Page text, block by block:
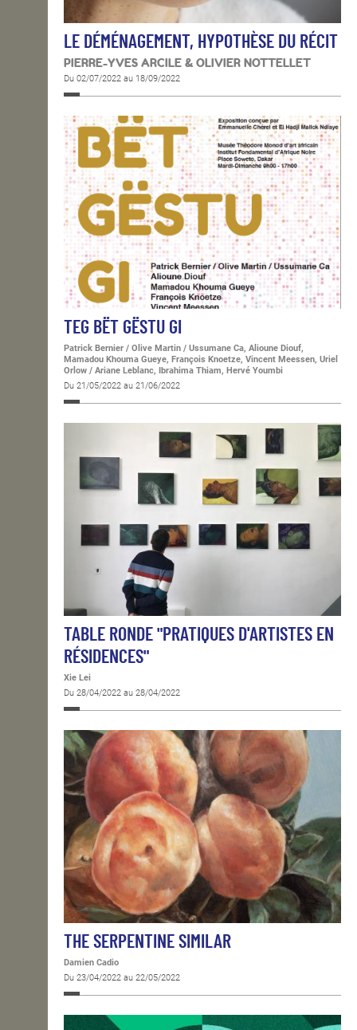
LE DÉMÉNAGEMENT, HYPOTHÈSE DU RÉCIT
PIERRE-YVES ARCILE & OLIVIER NOTTELLET
Du 02/07/2022 au 18/09/2022
TEG BËT GËSTU GI
Patrick Bernier / Olive Martin / Ussumane Ca, Alioune Diouf,
Mamadou Khouma Gueye, François Knoetze, Vincent Meessen, Uriel
Orlow / Ariane Leblanc, Ibrahima Thiam, Hervé Youmbi
Du 21/05/2022 au 21/06/2022
TABLE RONDE "PRATIQUES D'ARTISTES EN
RÉSIDENCES"
Xie Lei
Du 28/04/2022 au 28/04/2022
THE SERPENTINE SIMILAR
Damien Cadio
Du 23/04/2022 au 22/05/2022